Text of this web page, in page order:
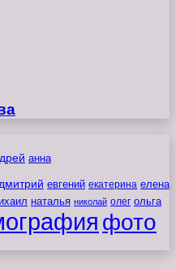
анна
дмитрий евгений екатерина елена
наталья николай олег ольга
фото